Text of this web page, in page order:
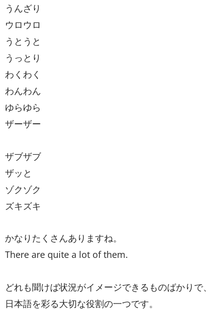
うんざり
ウロウロ
うとうと
うっとり
わくわく
わんわん
ゆらゆら
ザーザー
ザブザブ
ザッと
ゾクゾク
ズキズキ
かなりたくさんありますね。
There are quite a lot of them.
どれも聞けば状況がイメージできるものばかりで、
日本語を彩る大切な役割の一つです。